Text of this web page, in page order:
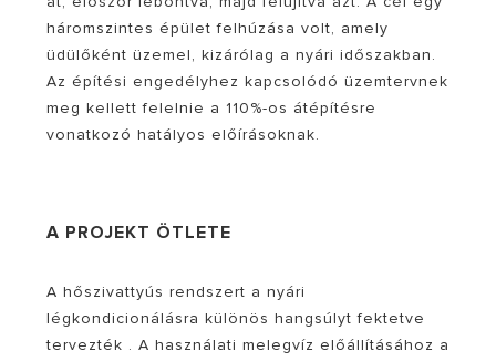
háromszintes épület felhúzása volt, amely
üdülőként üzemel, kizárólag a nyári időszakban.
Az építési engedélyhez kapcsolódó üzemtervnek
meg kellett felelnie a 110%-os átépítésre
vonatkozó hatályos előírásoknak.
A PROJEKT ÖTLETE
A hőszivattyús rendszert a nyári
légkondicionálásra különös hangsúlyt fektetve
tervezték . A használati melegvíz előállításához a